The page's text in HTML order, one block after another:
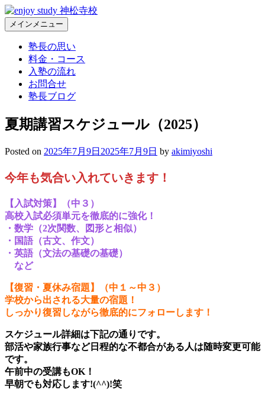
コ
ン
テ
プ
Enjoy Study 神松寺校 – 福岡市城南区神松寺の個別指導学習塾
福岡市城南区神松寺の個別指導学習塾。常に本気、常に熱血
の塾長が部活と勉強の両立を全力で応援します
メインメニュー
塾長の思い
料金・コース
入塾の流れ
お問合せ
塾長ブログ
夏期講習スケジュール（2025）
Posted on 2025年7月9日 2025年7月9日 by akimiyoshi
今年も気合い入れていきます！
【入試対策】（中３）
高校入試必須単元を徹底的に強化！
・数学（2次関数、図形と相似）
・国語（古文、作文）
・英語（文法の基礎の基礎）
など
【復習・夏休み宿題】（中１～中３）
学校から出される大量の宿題！
しっかり復習しながら徹底的にフォローします！
スケジュール詳細は下記の通りです。
部活や家族行事など日程的な不都合がある人は随時変更可能
です。
午前中の受講もOK！
早朝でも対応します!(^^)!笑